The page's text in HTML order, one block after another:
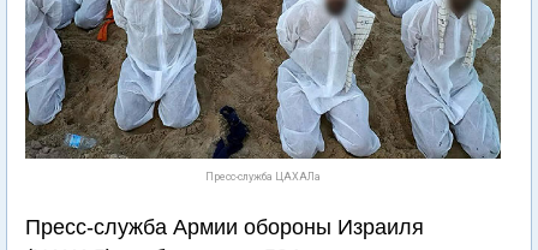
Пресс-служба ЦАХАЛа
Пресс-служба Армии обороны Израиля